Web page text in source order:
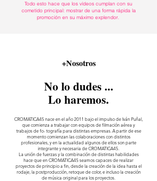
Todo esto hace que los vídeos cumplan con su
cometido principal: mostrar de una forma rápida la
promoción en su máximo explendor.
+Nosotros
No lo dudes ...
Lo haremos.
CROMATICA45 nace en el año 2011 bajo el impulso de Iván Puñal,
que comienza a trabajar con equipos de filmación aérea y
trabajos de fo- tografía para distintas empresas. A partir de ese
momento comienzan las colaboraciones con distintos
profesionales, y en la actualidad algunos de ellos son parte
integrante y necesaria de CROMATICA45.
La unión de fuerzas y la combinación de distintas habilidades
hace que en CROMATICA45 seamos capaces de realizar
proyectos de principio a fin, desde la creación de la idea hasta el
rodaje, la postproducción, retoque de color, e incluso la creación
de música original para los proyectos.